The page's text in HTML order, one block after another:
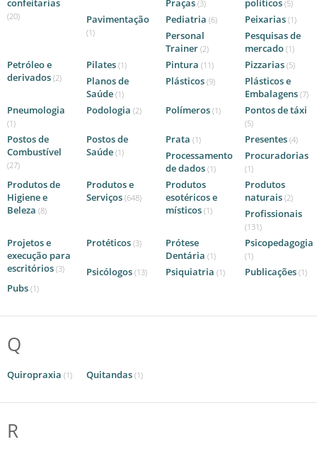
confeitarias
(20)
Praças (3) políticos (5)
Pavimentação
(1)
Pediatria (6) Peixarias (1)
Personal
Trainer (2)
Pesquisas de
mercado (1)
Petróleo e
derivados (2)
Pilates (1) Pintura (11) Pizzarias (5)
Planos de
Saúde (1)
Plásticos (9)
Plásticos e
Embalagens (7)
Pneumologia
(1)
Podologia (2) Polímeros (1) Pontos de táxi
(5)
Postos de
Combustível
(27)
Postos de
Saúde (1)
Prata (1) Presentes (4)
Processamento
de dados (1)
Procuradorias
(1)
Produtos de
Higiene e
Beleza (8)
Produtos e
Serviços (648)
Produtos
esotéricos e
místicos (1)
Produtos
naturais (2)
Profissionais
(131)
Projetos e
execução para
escritórios (3)
Protéticos (3)
Prótese
Dentária (1)
Psicopedagogia
(1)
Psicólogos (13) Psiquiatria (1) Publicações (1)
Pubs (1)
Q
Quiropraxia (1) Quitandas (1)
R